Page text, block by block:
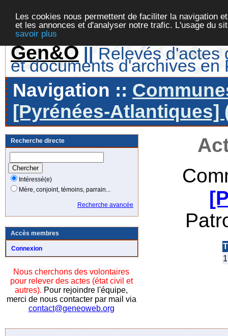
Les cookies nous permettent de faciliter la navigation
et les annonces et d'analyser notre trafic. L'usage du
savoir plus
Gen&O || Relevés d'actes
et documents d'archives en
Navigation ::
[Pyrénées-Atlantiques]
Recherche directe
Intéressé(e)
Mère, conjoint, témoins, parrain...
Recherche avancée
Accès membres
Connexion
Nous cherchons des volontaires
pour relever des actes (état civil et
autres). Pour rejoindre l'équipe,
merci de nous contacter par mail via
contact@geneoweb.org